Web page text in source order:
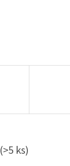
(>5 ks)